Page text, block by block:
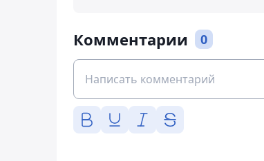
Комментарии 0